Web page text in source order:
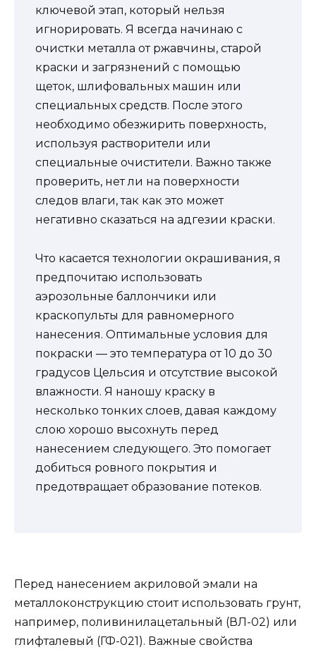
ключевой этап, который нельзя
игнорировать. Я всегда начинаю с
очистки металла от ржавчины, старой
краски и загрязнений с помощью
щеток, шлифовальных машин или
специальных средств. После этого
необходимо обезжирить поверхность,
используя растворители или
специальные очистители. Важно также
проверить, нет ли на поверхности
следов влаги, так как это может
негативно сказаться на адгезии краски.
Что касается технологии окрашивания, я
предпочитаю использовать
аэрозольные баллончики или
краскопульты для равномерного
нанесения. Оптимальные условия для
покраски — это температура от 10 до 30
градусов Цельсия и отсутствие высокой
влажности. Я наношу краску в
несколько тонких слоев, давая каждому
слою хорошо высохнуть перед
нанесением следующего. Это помогает
добиться ровного покрытия и
предотвращает образование потеков.
Перед нанесением акриловой эмали на
металлоконструкцию стоит использовать грунт,
например, поливинилацетальный (ВЛ-02) или
глифталевый (ГФ-021). Важные свойства